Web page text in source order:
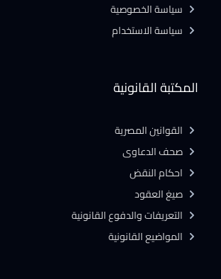
المكتبة القانونية
القوانين المصرية
صحف الدعاوى
احكام النقض
صيغ العقود
التعريفات والدفوع القانونية
المواضيع القانونية
سياسة الخصوصية
سياسة الاستخدام